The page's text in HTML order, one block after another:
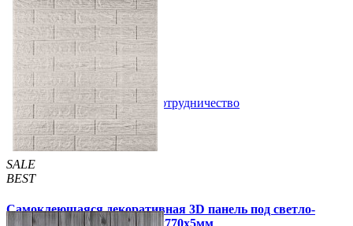
105 грн /шт 163 грн/шт
5 отзывов
Купить В закладки Сотрудничество
SALE
BEST
Самоклеющаяся декоративная 3D панель под светло-
серый кирпич полоска 700x770x5мм